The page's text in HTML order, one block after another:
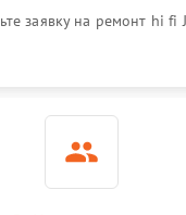
заявку на ремонт hi fi